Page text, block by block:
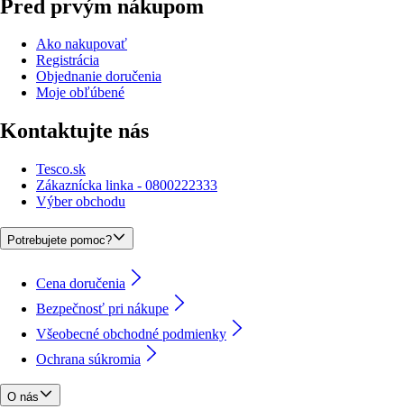
Pred prvým nákupom
Ako nakupovať
Registrácia
Objednanie doručenia
Moje obľúbené
Kontaktujte nás
Tesco.sk
Zákaznícka linka - 0800222333
Výber obchodu
Potrebujete pomoc?
Cena doručenia
Bezpečnosť pri nákupe
Všeobecné obchodné podmienky
Ochrana súkromia
O nás